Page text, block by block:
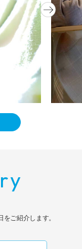
ご紹介します。